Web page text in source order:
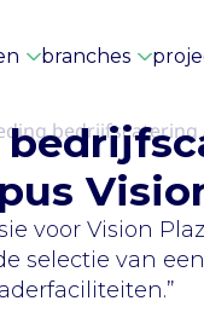
branches
bedrijfscatering
voor Vision
selectie van